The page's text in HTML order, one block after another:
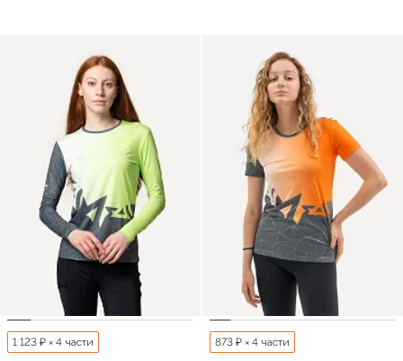
1 123 ₽ × 4 части 873 ₽ × 4 части